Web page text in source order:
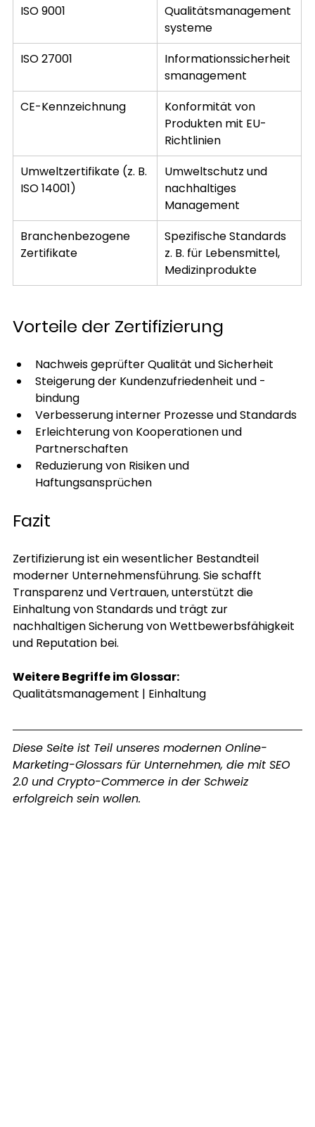
ISO 9001
Qualitätsmanagement
systeme
ISO 27001
Informationssicherheit
smanagement
CE-Kennzeichnung
Konformität von
Produkten mit EU-
Richtlinien
Umweltzertifikate (z. B.
ISO 14001)
Umweltschutz und
nachhaltiges
Management
Branchenbezogene
Zertifikate
Spezifische Standards
z. B. für Lebensmittel,
Medizinprodukte
Vorteile der Zertifizierung
Nachweis geprüfter Qualität und Sicherheit
Steigerung der Kundenzufriedenheit und -
bindung
Verbesserung interner Prozesse und Standards
Erleichterung von Kooperationen und
Partnerschaften
Reduzierung von Risiken und
Haftungsansprüchen
Fazit
Zertifizierung ist ein wesentlicher Bestandteil
moderner Unternehmensführung. Sie schafft
Transparenz und Vertrauen, unterstützt die
Einhaltung von Standards und trägt zur
nachhaltigen Sicherung von Wettbewerbsfähigkeit
und Reputation bei.
Weitere Begriffe im Glossar:
Qualitätsmanagement | Einhaltung
Diese Seite ist Teil unseres modernen Online-
Marketing-Glossars für Unternehmen, die mit SEO
2.0 und Crypto-Commerce in der Schweiz
erfolgreich sein wollen.